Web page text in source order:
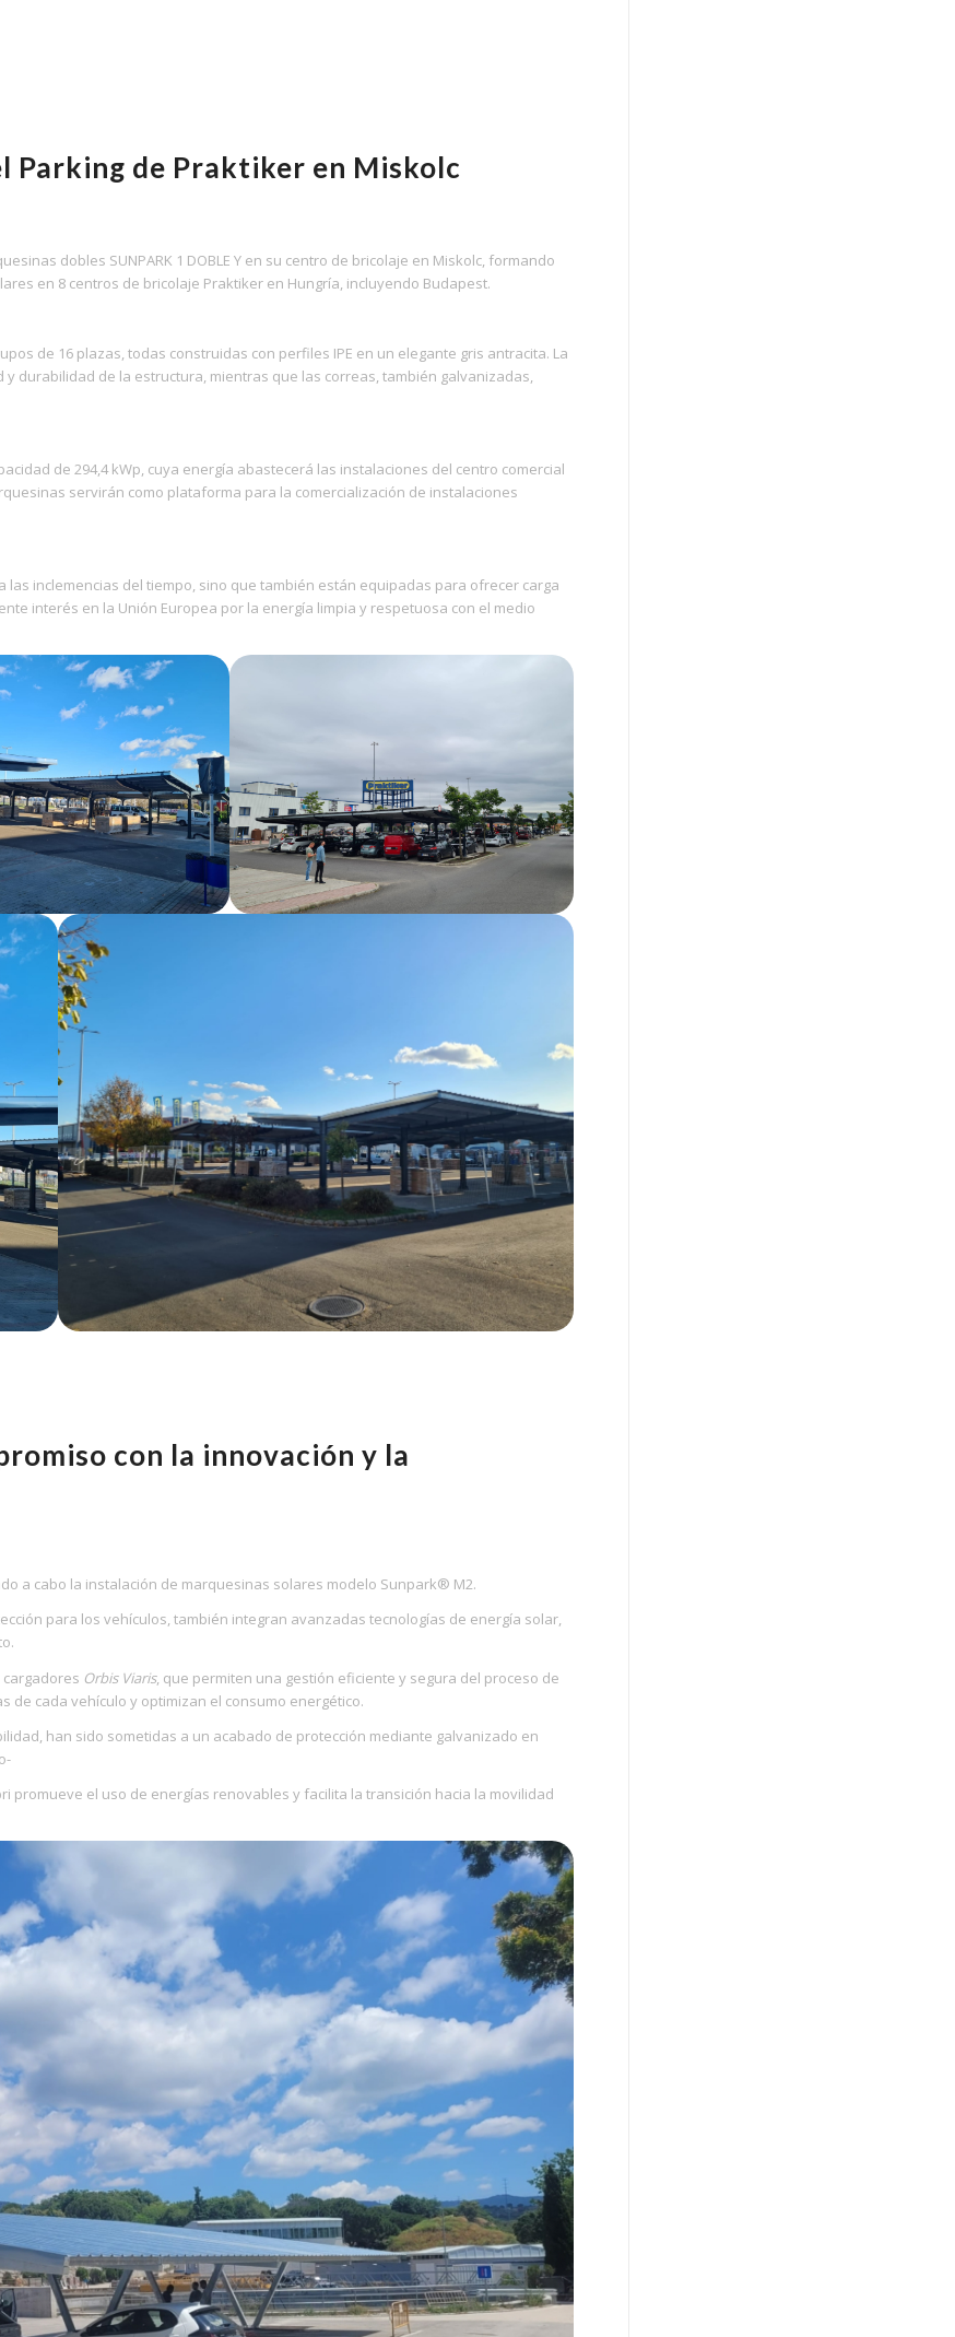
Parking de Praktiker en Miskolc
dobles SUNPARK 1 DOBLE Y en su centro de bricolaje en Miskolc, formando
en 8 centros de bricolaje Praktiker en Hungría, incluyendo Budapest.
de 16 plazas, todas construidas con perfiles IPE en un elegante gris antracita. La
durabilidad de la estructura, mientras que las correas, también galvanizadas,
de 294,4 kWp, cuya energía abastecerá las instalaciones del centro comercial
servirán como plataforma para la comercialización de instalaciones
inclemencias del tiempo, sino que también están equipadas para ofrecer carga
interés en la Unión Europea por la energía limpia y respetuosa con el medio
con la innovación y la
a cabo la instalación de marquesinas solares modelo Sunpark® M2.
para los vehículos, también integran avanzadas tecnologías de energía solar,
Orbis Viaris, que permiten una gestión eficiente y segura del proceso de
cada vehículo y optimizan el consumo energético.
han sido sometidas a un acabado de protección mediante galvanizado en
promueve el uso de energías renovables y facilita la transición hacia la movilidad